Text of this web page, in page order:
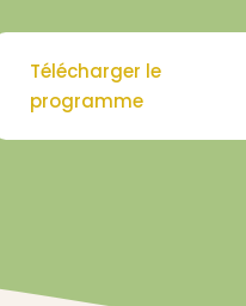
Télécharger le
programme